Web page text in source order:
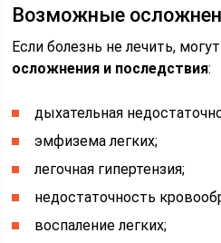
Возможные
Если болезнь не лечить,
осложнения и последствия:
дыхательная
эмфизема легких;
легочная гипертензия;
недостаточность
воспаление легких;